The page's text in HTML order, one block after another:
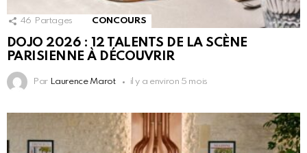
46 Partages CONCOURS
DOJO 2026 : 12 TALENTS DE LA SCÈNE
PARISIENNE À DÉCOUVRIR
Par Laurence Marot il y a environ 5 mois